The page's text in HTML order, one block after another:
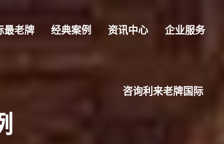
最老牌 经典案例 资讯中心 企业服务
咨询利来老牌国际